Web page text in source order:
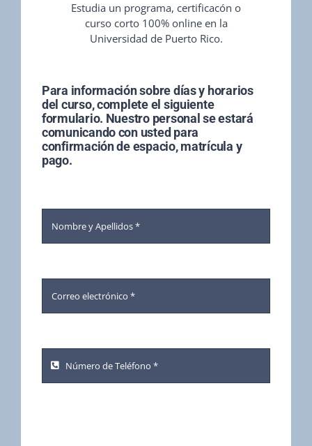
Estudia un programa, certificacón o
curso corto 100% online en la
Universidad de Puerto Rico.
Para información sobre días y horarios
del curso, complete el siguiente
formulario. Nuestro personal se estará
comunicando con usted para
confirmación de espacio, matrícula y
pago.